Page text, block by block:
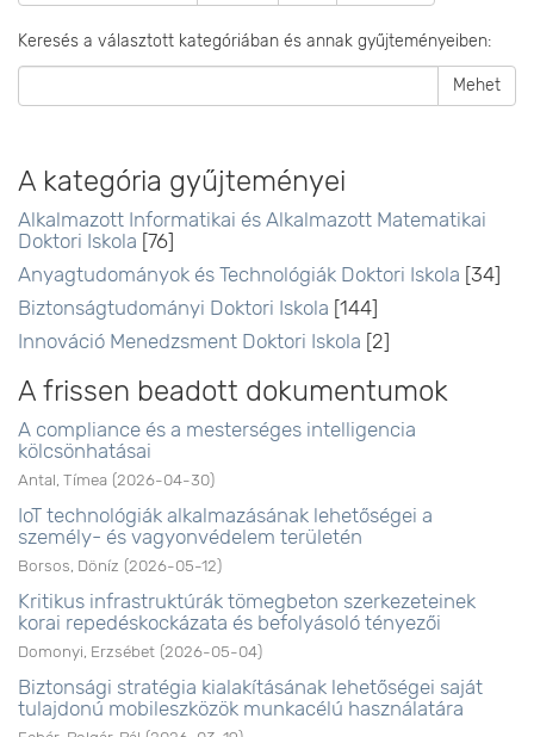
Keresés a választott kategóriában és annak gyűjteményeiben:
Mehet
A kategória gyűjteményei
Alkalmazott Informatikai és Alkalmazott Matematikai
Doktori Iskola [76]
Anyagtudományok és Technológiák Doktori Iskola [34]
Biztonságtudományi Doktori Iskola [144]
Innováció Menedzsment Doktori Iskola [2]
A frissen beadott dokumentumok
A compliance és a mesterséges intelligencia
kölcsönhatásai
Antal, Tímea (2026-04-30)
IoT technológiák alkalmazásának lehetőségei a
személy- és vagyonvédelem területén
Borsos, Döníz (2026-05-12)
Kritikus infrastruktúrák tömegbeton szerkezeteinek
korai repedéskockázata és befolyásoló tényezői
Domonyi, Erzsébet (2026-05-04)
Biztonsági stratégia kialakításának lehetőségei saját
tulajdonú mobileszközök munkacélú használatára